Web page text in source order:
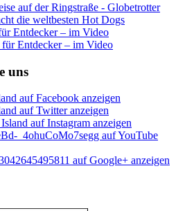
auf der Ringstraße - Globetrotter
die weltbesten Hot Dogs
Entdecker – im Video
für Entdecker – im Video
uns
auf Facebook anzeigen
auf Twitter anzeigen
auf Instagram anzeigen
_4ohuCoMo7segg auf YouTube
auf Google+ anzeigen